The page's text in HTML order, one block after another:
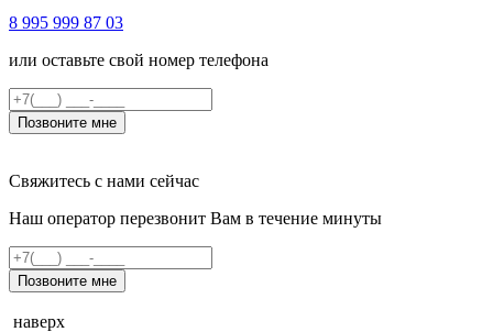
8 995 999 87 03
или оставьте свой номер телефона
Позвоните мне
Свяжитесь с нами сейчас
Наш оператор перезвонит Вам в течение минуты
Позвоните мне
наверх